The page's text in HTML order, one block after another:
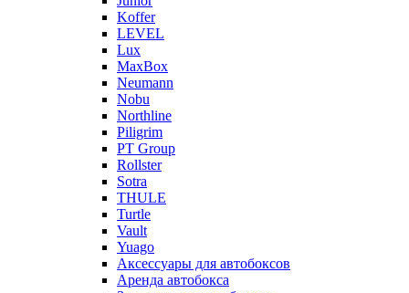
Koffer
LEVEL
Lux
MaxBox
Neumann
Nobu
Northline
Piligrim
PT Group
Rollster
Sotra
THULE
Turtle
Vault
Yuago
Аксессуары для автобоксов
Аренда автобокса